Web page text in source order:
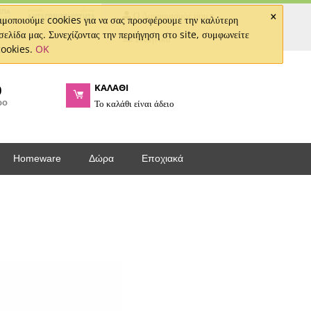
×
cookies για να σας προσφέρουμε την καλύτερη
μας. Συνεχίζοντας την περιήγηση στο site, συμφωνείτε
OK
Ο Λογαριασμός μου
Ελληνικά
ΚΑΛΑΘΙ
Το καλάθι είναι άδειο
Homeware Δώρα Εποχιακά